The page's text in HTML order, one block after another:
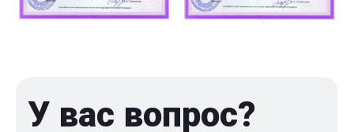
У вас вопрос?